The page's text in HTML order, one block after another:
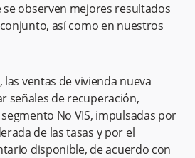
observen mejores resultados
así como en nuestros
las ventas de vivienda nueva
señales de recuperación,
No VIS, impulsadas por
de las tasas y por el
disponible, de acuerdo con